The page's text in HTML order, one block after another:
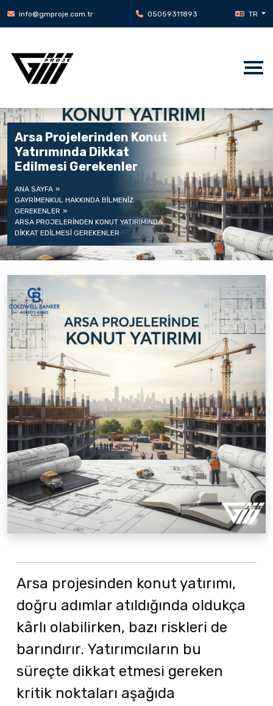
info@gmproje.com.tr 05059311893 TR
Arsa Projelerinden Konut
Yatırımında Dikkat
Edilmesi Gerekenler
ANA SAYFA
GAYRIMENKUL HAKKINDA BILMENIZ
GEREKENLER
ARSA PROJELERINDEN KONUT YATIRIMINDA
DIKKAT EDILMESI GEREKENLER
Arsa projesinden konut yatırımı,
doğru adımlar atıldığında oldukça
kârlı olabilirken, bazı riskleri de
barındırır. Yatırımcıların bu
süreçte dikkat etmesi gereken
kritik noktaları aşağıda